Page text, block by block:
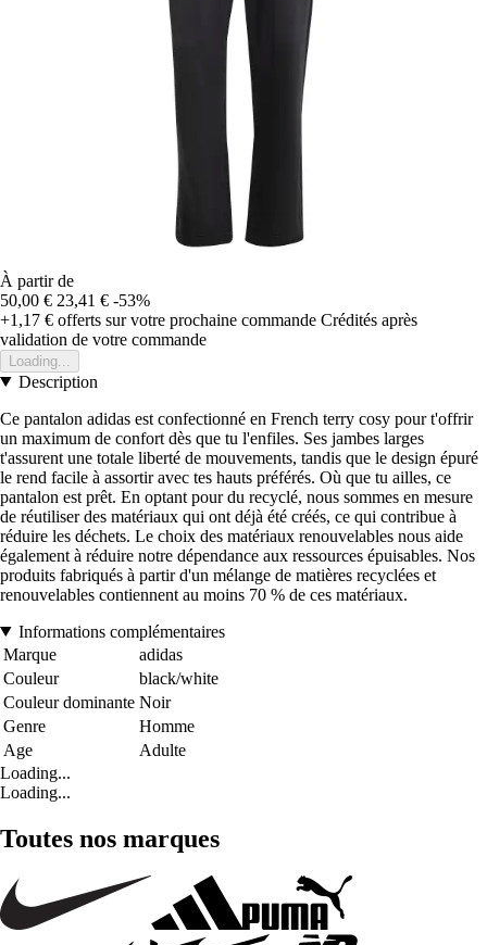
À partir de
50,00 € 23,41 € -53%
+1,17 € offerts sur votre prochaine commande Crédités après
validation de votre commande
Loading...
Description
Ce pantalon adidas est confectionné en French terry cosy pour t'offrir
un maximum de confort dès que tu l'enfiles. Ses jambes larges
t'assurent une totale liberté de mouvements, tandis que le design épuré
le rend facile à assortir avec tes hauts préférés. Où que tu ailles, ce
pantalon est prêt. En optant pour du recyclé, nous sommes en mesure
de réutiliser des matériaux qui ont déjà été créés, ce qui contribue à
réduire les déchets. Le choix des matériaux renouvelables nous aide
également à réduire notre dépendance aux ressources épuisables. Nos
produits fabriqués à partir d'un mélange de matières recyclées et
renouvelables contiennent au moins 70 % de ces matériaux.
Informations complémentaires
Marque
adidas
Couleur
black/white
Couleur dominante Noir
Genre
Homme
Age
Adulte
Loading...
Loading...
Toutes nos marques